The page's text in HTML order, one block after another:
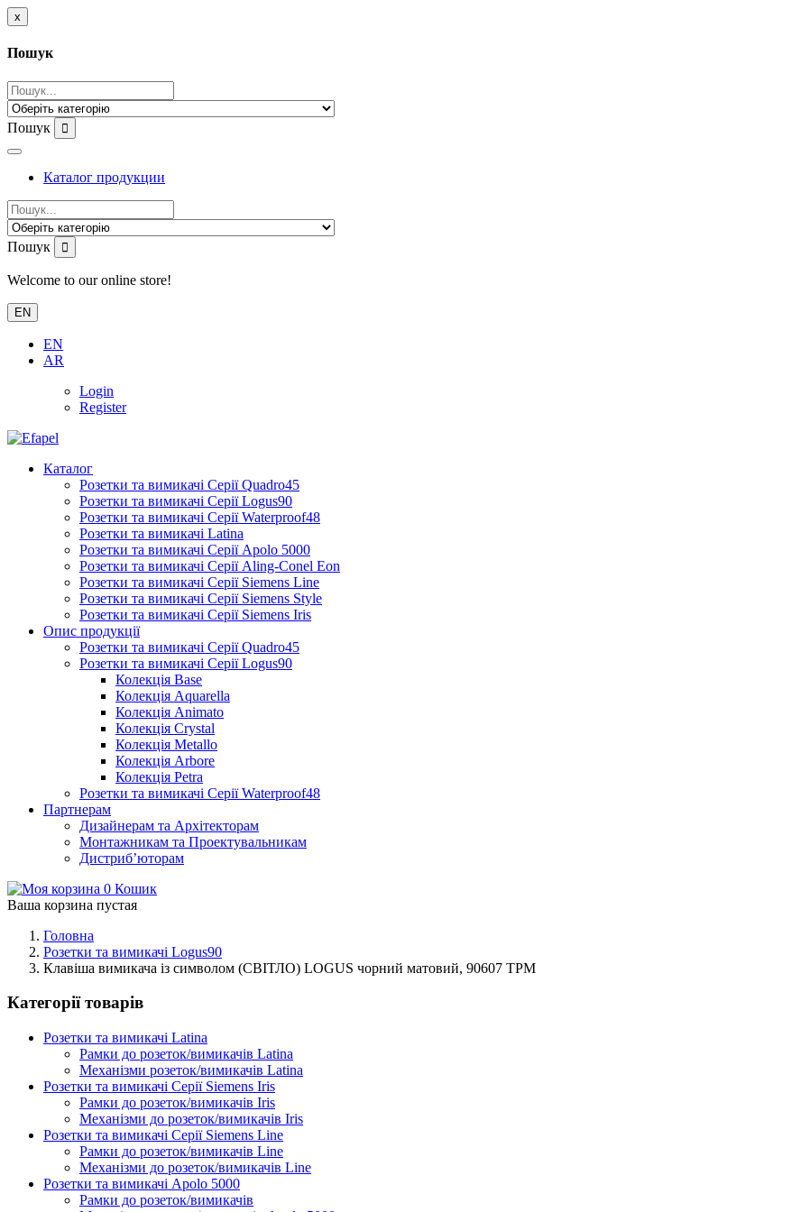
x
Пошук
Пошук
Каталог продукции
Пошук
Welcome to our online store!
EN
EN
AR
Login
Register
Каталог
Розетки та вимикачі Серії Quadro45
Розетки та вимикачі Серії Logus90
Розетки та вимикачі Серії Waterproof48
Розетки та вимикачі Latina
Розетки та вимикачі Серії Apolo 5000
Розетки та вимикачі Серії Aling-Conel Eon
Розетки та вимикачі Серії Siemens Line
Розетки та вимикачі Серії Siemens Style
Розетки та вимикачі Серії Siemens Iris
Опис продукції
Розетки та вимикачі Серії Quadro45
Розетки та вимикачі Серії Logus90
Колекція Base
Колекція Aquarella
Колекція Animato
Колекція Crystal
Колекція Metallo
Колекція Arbore
Колекція Petra
Розетки та вимикачі Серії Waterproof48
Партнерам
Дизайнерам та Архітекторам
Монтажникам та Проектувальникам
Дистриб’юторам
0 Кошик
Ваша корзина пустая
Головна
Розетки та вимикачі Logus90
Клавіша вимикача із символом (СВІТЛО) LOGUS чорний матовий, 90607 TPM
Категорії товарів
Розетки та вимикачі Latina
Рамки до розеток/вимикачів Latina
Механізми розеток/вимикачів Latina
Розетки та вимикачі Серії Siemens Iris
Рамки до розеток/вимикачів Iris
Механізми до розеток/вимикачів Iris
Розетки та вимикачі Серії Siemens Line
Рамки до розеток/вимикачів Line
Механізми до розеток/вимикачів Line
Розетки та вимикачі Apolo 5000
Рамки до розеток/вимикачів